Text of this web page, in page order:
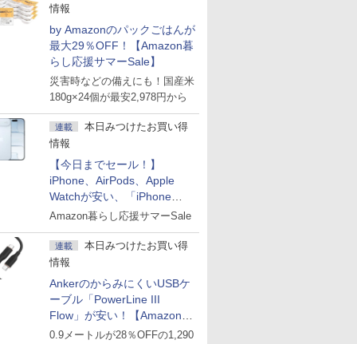
情報
by Amazonのパックごはんが
最大29％OFF！【Amazon暮
らし応援サマーSale】
災害時などの備えにも！国産米
180g×24個が最安2,978円から
連載
本日みつけたお買い得
情報
【今日までセール！】
iPhone、AirPods、Apple
Watchが安い、「iPhone
Air」256GB版が139,800円な
Amazon暮らし応援サマーSale
連載
本日みつけたお買い得
情報
AnkerのからみにくいUSBケ
ーブル「PowerLine III
Flow」が安い！【Amazon暮
らし応援サマーSale】
0.9メートルが28％OFFの1,290